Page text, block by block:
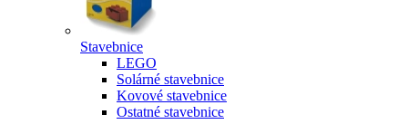
Stavebnice
LEGO
Solárné stavebnice
Kovové stavebnice
Ostatné stavebnice